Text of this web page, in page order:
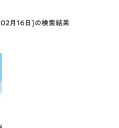
月16日]の検索結果